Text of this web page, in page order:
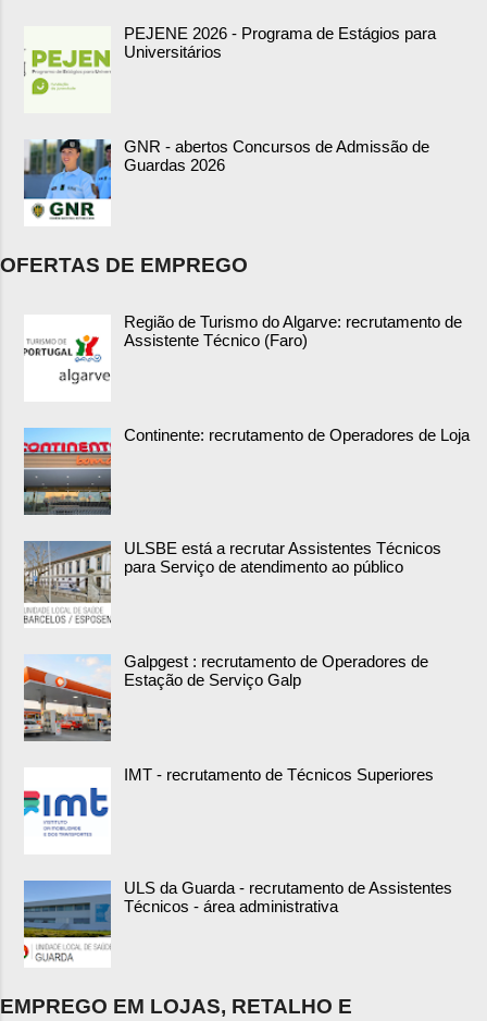
PEJENE 2026 - Programa de Estágios para
Universitários
GNR - abertos Concursos de Admissão de
Guardas 2026
OFERTAS DE EMPREGO
Região de Turismo do Algarve: recrutamento de
Assistente Técnico (Faro)
Continente: recrutamento de Operadores de Loja
ULSBE está a recrutar Assistentes Técnicos
para Serviço de atendimento ao público
Galpgest : recrutamento de Operadores de
Estação de Serviço Galp
IMT - recrutamento de Técnicos Superiores
ULS da Guarda - recrutamento de Assistentes
Técnicos - área administrativa
EMPREGO EM LOJAS, RETALHO E